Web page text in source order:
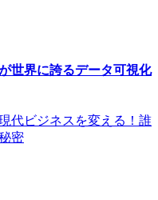
世界に誇るデータ可視化
代ビジネスを変える！誰
密